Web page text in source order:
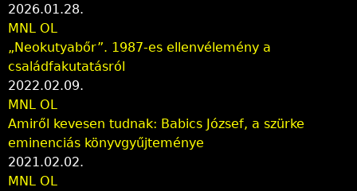
2026.01.28.
MNL OL
„Neokutyabőr”. 1987-es ellenvélemény a
családfakutatásról
2022.02.09.
MNL OL
Amiről kevesen tudnak: Babics József, a szürke
eminenciás könyvgyűjteménye
2021.02.02.
MNL OL